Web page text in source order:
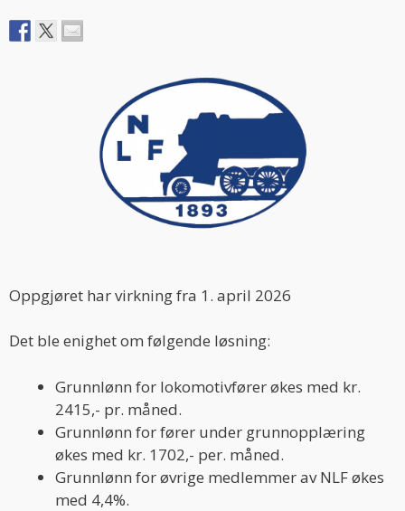
Oppgjøret har virkning fra 1. april 2026
Det ble enighet om følgende løsning:
Grunnlønn for lokomotivfører økes med kr.
2415,- pr. måned.
Grunnlønn for fører under grunnopplæring
økes med kr. 1702,- per. måned.
Grunnlønn for øvrige medlemmer av NLF økes
med 4,4%.